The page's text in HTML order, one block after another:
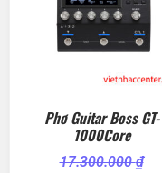
Phơ Guitar Boss GT-
1000Core
17.300.000₫